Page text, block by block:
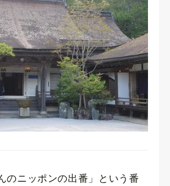
のニッポンの出番」という番